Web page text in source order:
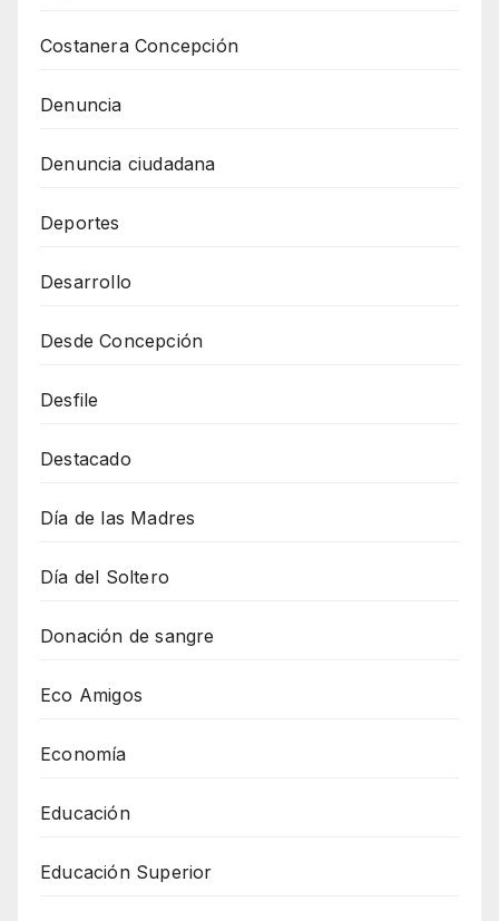
Costanera Concepción
Denuncia
Denuncia ciudadana
Deportes
Desarrollo
Desde Concepción
Desfile
Destacado
Día de las Madres
Día del Soltero
Donación de sangre
Eco Amigos
Economía
Educación
Educación Superior